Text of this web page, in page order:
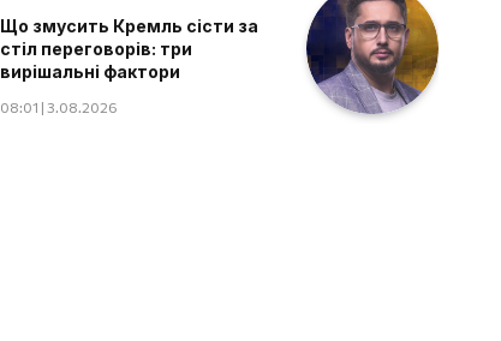
Що змусить Кремль сісти за
стіл переговорів: три
вирішальні фактори
08:01 | 3.08.2026